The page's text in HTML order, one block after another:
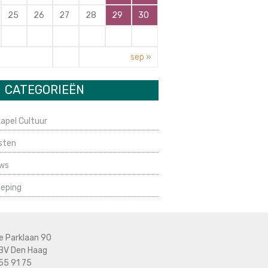
25 26 27 28 29 30
sep »
CATEGORIEËN
Cultuur
Parklaan 90
Den Haag
91 75